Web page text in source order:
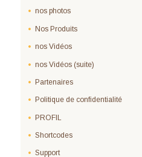
nos photos
Nos Produits
nos Vidéos
nos Vidéos (suite)
Partenaires
Politique de confidentialité
PROFIL
Shortcodes
Support